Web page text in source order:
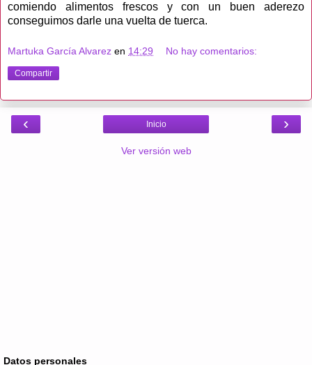
comiendo alimentos frescos y con un buen aderezo
conseguimos darle una vuelta de tuerca.
Martuka García Alvarez en 14:29 No hay comentarios:
Compartir
‹ ›
Inicio
Ver versión web
Datos personales